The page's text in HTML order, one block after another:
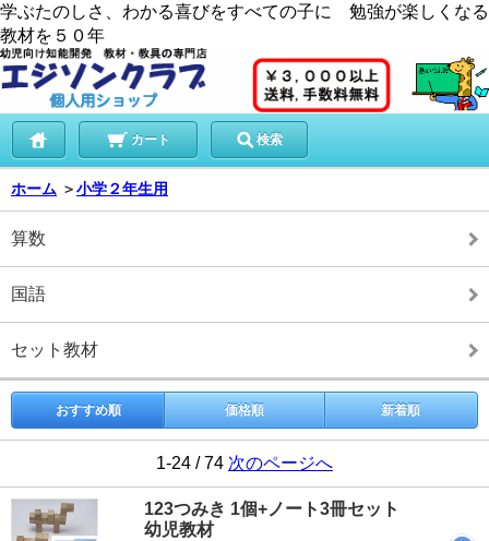
学ぶたのしさ、わかる喜びをすべての子に 勉強が楽しくなる
教材を５０年
カート 検索
ホーム ＞小学２年生用
算数
国語
セット教材
おすすめ順 価格順 新着順
1-24 / 74 次のページへ
123つみき 1個+ノート3冊セット
幼児教材